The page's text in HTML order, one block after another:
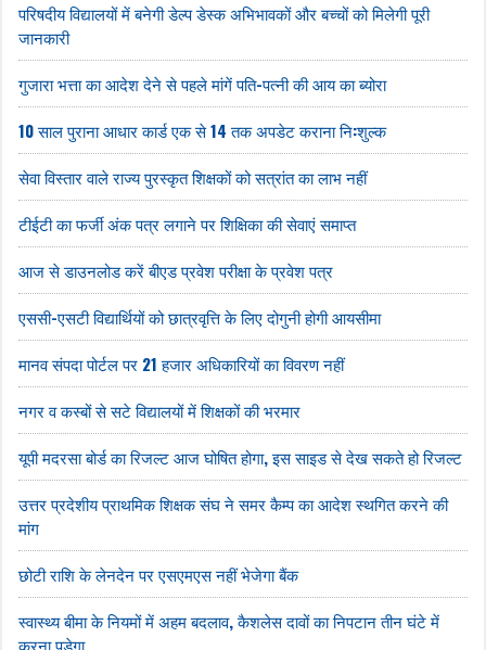
परिषदीय विद्यालयों में बनेगी डेल्प डेस्क अभिभावकों और बच्चों को मिलेगी पूरी
जानकारी
गुजारा भत्ता का आदेश देने से पहले मांगें पति-पत्नी की आय का ब्योरा
10 साल पुराना आधार कार्ड एक से 14 तक अपडेट कराना नि:शुल्क
सेवा विस्तार वाले राज्य पुरस्कृत शिक्षकों को सत्रांत का लाभ नहीं
टीईटी का फर्जी अंक पत्र लगाने पर शिक्षिका की सेवाएं समाप्त
आज से डाउनलोड करें बीएड प्रवेश परीक्षा के प्रवेश पत्र
एससी-एसटी विद्यार्थियों को छात्रवृत्ति के लिए दोगुनी होगी आयसीमा
मानव संपदा पोर्टल पर 21 हजार अधिकारियों का विवरण नहीं
नगर व कस्बों से सटे विद्यालयों में शिक्षकों की भरमार
यूपी मदरसा बोर्ड का रिजल्ट आज घोषित होगा, इस साइड से देख सकते हो रिजल्ट
उत्तर प्रदेशीय प्राथमिक शिक्षक संघ ने समर कैम्प का आदेश स्थगित करने की
मांग
छोटी राशि के लेनदेन पर एसएमएस नहीं भेजेगा बैंक
स्वास्थ्य बीमा के नियमों में अहम बदलाव, कैशलेस दावों का निपटान तीन घंटे में
करना पड़ेगा